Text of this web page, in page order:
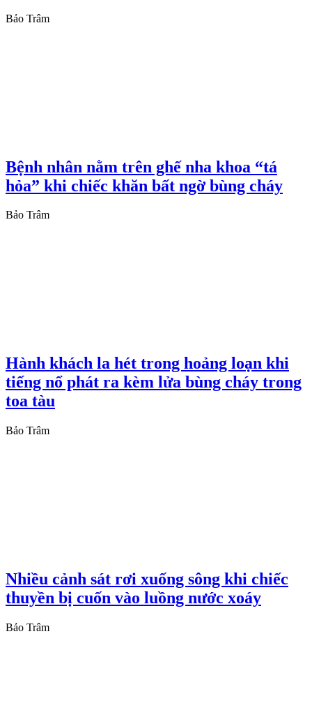
Bảo Trâm
Bệnh nhân nằm trên ghế nha khoa “tá
hỏa” khi chiếc khăn bất ngờ bùng cháy
Bảo Trâm
Hành khách la hét trong hoảng loạn khi
tiếng nổ phát ra kèm lửa bùng cháy trong
toa tàu
Bảo Trâm
Nhiều cảnh sát rơi xuống sông khi chiếc
thuyền bị cuốn vào luồng nước xoáy
Bảo Trâm